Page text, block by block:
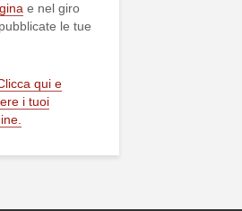
e nel giro
le tue
qui e
i tuoi